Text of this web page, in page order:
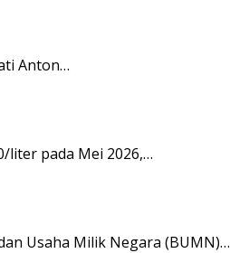
Anton…
liter pada Mei 2026,…
Usaha Milik Negara (BUMN)…